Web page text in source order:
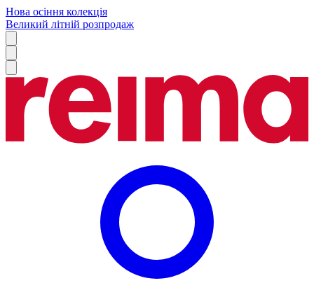
Нова осіння колекція
Великий літній розпродаж